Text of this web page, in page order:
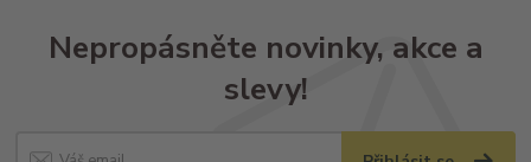
Nepropásněte novinky, akce a
slevy!